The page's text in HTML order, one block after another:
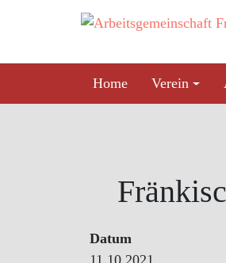
Home
Verein
Datum
11.10.2021